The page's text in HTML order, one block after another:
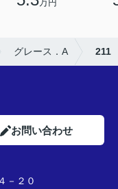
万円
グレース．A 211
お問い合わせ
－２０